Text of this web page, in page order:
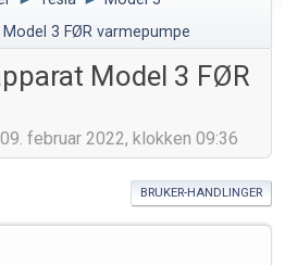
3 FØR varmepumpe
Model 3 FØR
februar 2022, klokken 09:36
BRUKER-HANDLINGER